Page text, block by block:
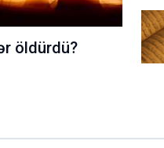
öldürdü?